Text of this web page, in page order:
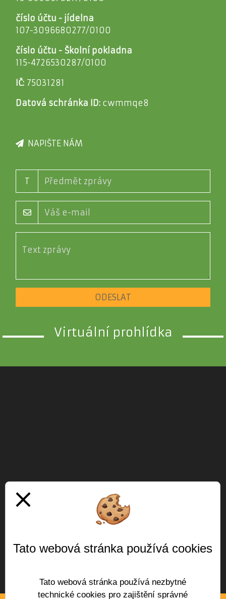
číslo účtu - jídelna
107-3096680277/0100
číslo účtu - Školní pokladna
115-4726530287/0100
IČ: 75031281
Datová schránka ID: cwmmqe8
NAPIŠTE NÁM
T
ODESLAT
Virtuální prohlídka
close
Tato webová stránka používá cookies
Tato webová stránka používá nezbytné
technické cookies pro zajištění správné